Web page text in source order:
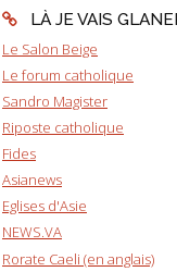
LÀ JE VAIS
Le Salon Beige
Le forum catholique
Sandro Magister
Riposte catholique
Fides
Asianews
Eglises d'Asie
NEWS.VA
Rorate Caeli (en anglais)